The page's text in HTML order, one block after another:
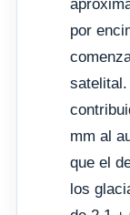
por
mm al
que el
los